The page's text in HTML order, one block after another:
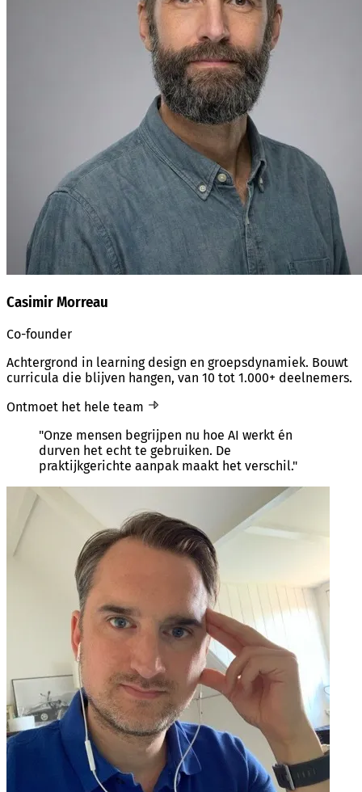
Casimir Morreau
Co-founder
Achtergrond in learning design en groepsdynamiek. Bouwt
curricula die blijven hangen, van 10 tot 1.000+ deelnemers.
Ontmoet het hele team
"Onze mensen begrijpen nu hoe AI werkt én
durven het echt te gebruiken. De
praktijkgerichte aanpak maakt het verschil."